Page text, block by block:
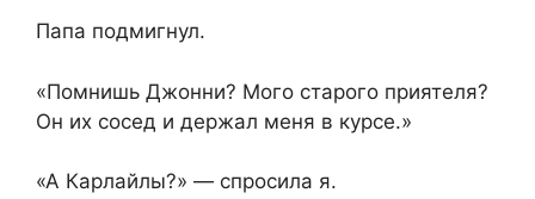
Папа подмигнул.
«Помнишь Джонни? Мого старого приятеля?
Он их сосед и держал меня в курсе.»
«А Карлайлы?» — спросила я.